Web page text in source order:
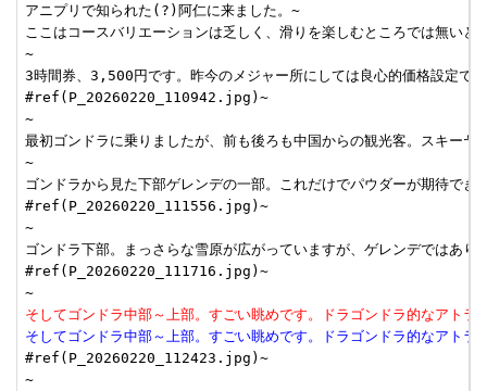
アニプリで知られた(?)阿仁に来ました。~
ここはコースバリエーションは乏しく、滑りを楽しむところでは無い
~
3時間券、3,500円です。昨今のメジャー所にしては良心的価格設定で
#ref(P_20260220_110942.jpg)~
~
最初ゴンドラに乗りましたが、前も後ろも中国からの観光客。スキー
~
ゴンドラから見た下部ゲレンデの一部。これだけでパウダーが期待でき
#ref(P_20260220_111556.jpg)~
~
ゴンドラ下部。まっさらな雪原が広がっていますが、ゲレンデではあ
#ref(P_20260220_111716.jpg)~
~
そしてゴンドラ中部～上部。すごい眺めです。ドラゴンドラ的なアト
そしてゴンドラ中部～上部。すごい眺めです。ドラゴンドラ的なアト
#ref(P_20260220_112423.jpg)~
~